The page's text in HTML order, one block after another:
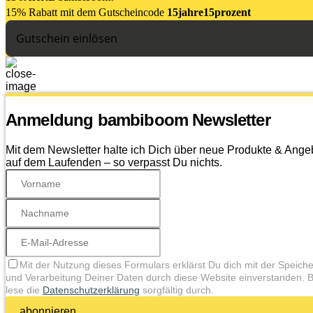
15% Rabatt mit dem Gutscheincode 15jahre15prozent
Gutschein einlösen
Anmeldung bambiboom Newsletter
Mit dem Newsletter halte ich Dich über neue Produkte &
auf dem Laufenden – so verpasst Du nichts.
Mit der Nutzung dieses Formulars erklärst Du dich mit der
und Verarbeitung Deiner Daten durch diese Website einverstanden.
lese die Datenschutzerklärung sorgfältig durch.